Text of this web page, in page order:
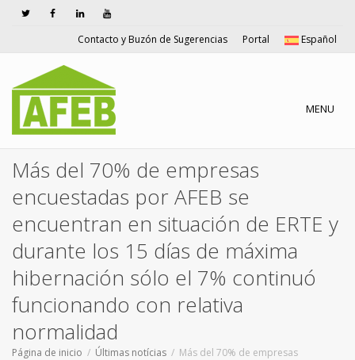
Contacto y Buzón de Sugerencias Portal Español
Cambiar
MENU
Más del 70% de empresas
encuestadas por AFEB se
encuentran en situación de ERTE y
durante los 15 días de máxima
hibernación sólo el 7% continuó
funcionando con relativa
normalidad
Página de inicio Últimas notícias
Más del 70% de empresas